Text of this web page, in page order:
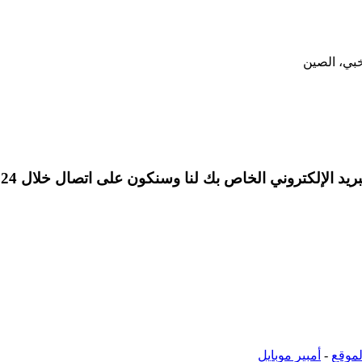
الخاص بك لنا وسنكون على اتصال خلال 24 ساعة.
- أمبير موبايل